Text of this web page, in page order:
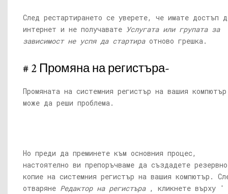
След рестартирането се уверете, че имате достъп
интернет и не получавате Услугата или групата за
зависимост не успя да стартираотново грешка.
# 2 Промяна на регистъра-
Промяната на системния регистър на вашия компютър
може да реши проблема.
Но преди да преминете към основния процес,
настоятелно ви препоръчваме да създадете резервно
копие на системния регистър на вашия компютър.
отваряне Редактор на регистъра, кликнете върху '